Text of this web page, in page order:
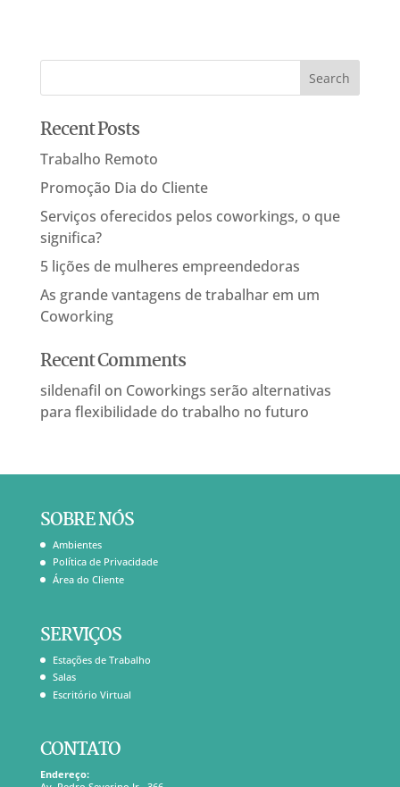
Recent Posts
Trabalho Remoto
Promoção Dia do Cliente
Serviços oferecidos pelos coworkings, o que
significa?
5 lições de mulheres empreendedoras
As grande vantagens de trabalhar em um
Coworking
Recent Comments
sildenafil on Coworkings serão alternativas
para flexibilidade do trabalho no futuro
SOBRE NÓS
Ambientes
Política de Privacidade
Área do Cliente
SERVIÇOS
Estações de Trabalho
Salas
Escritório Virtual
CONTATO
Endereço: